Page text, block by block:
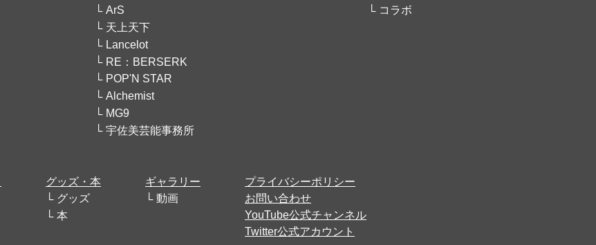
ArS
天上天下
Lancelot
RE：BERSERK
POP'N STAR
Alchemist
MG9
宇佐美芸能事務所
コラボ
グッズ・本
グッズ
本
ギャラリー
動画
プライバシーポリシー
お問い合わせ
YouTube公式チャンネル
Twitter公式アカウント